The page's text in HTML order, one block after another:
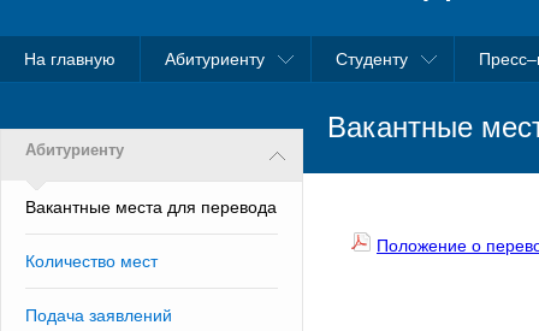
На главную Абитуриенту Студенту
Абитуриенту
Вакантные места для перевода
Количество мест
Подача заявлений
Вакантные
Положение о